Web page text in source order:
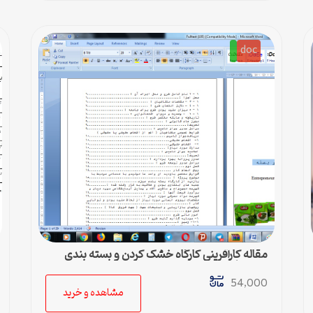
doc
مقاله کارآفرینی کارگاه خشک کردن و بسته بندی
سبزیجات
54,000
مشاهده و خرید